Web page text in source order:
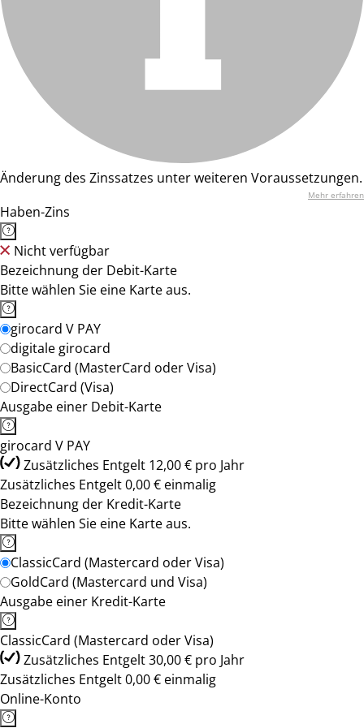
Änderung des Zinssatzes unter weiteren Voraussetzungen.
Mehr erfahren
Haben-Zins
Nicht verfügbar
Bezeichnung der Debit-Karte
Bitte wählen Sie eine Karte aus.
girocard V PAY
digitale girocard
BasicCard (MasterCard oder Visa)
DirectCard (Visa)
Ausgabe einer Debit-Karte
girocard V PAY
Zusätzliches Entgelt 12,00 € pro Jahr
Zusätzliches Entgelt 0,00 € einmalig
Bezeichnung der Kredit-Karte
Bitte wählen Sie eine Karte aus.
ClassicCard (Mastercard oder Visa)
GoldCard (Mastercard und Visa)
Ausgabe einer Kredit-Karte
ClassicCard (Mastercard oder Visa)
Zusätzliches Entgelt 30,00 € pro Jahr
Zusätzliches Entgelt 0,00 € einmalig
Online-Konto